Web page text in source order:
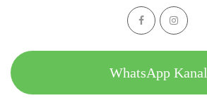
WhatsApp Kanal